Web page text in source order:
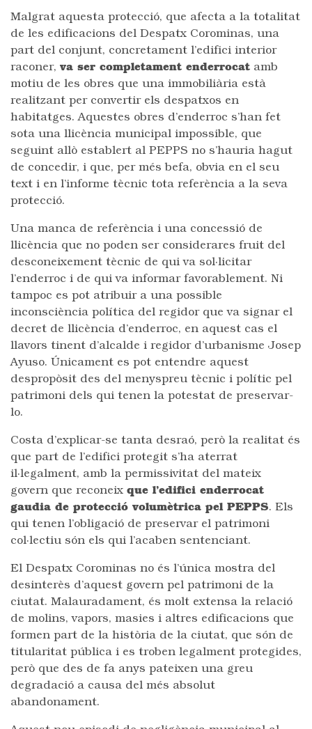
Malgrat aquesta protecció, que afecta a la totalitat
de les edificacions del Despatx Corominas, una
part del conjunt, concretament l’edifici interior
raconer, va ser completament enderrocat amb
motiu de les obres que una immobiliària està
realitzant per convertir els despatxos en
habitatges. Aquestes obres d’enderroc s’han fet
sota una llicència municipal impossible, que
seguint allò establert al PEPPS no s’hauria hagut
de concedir, i que, per més befa, obvia en el seu
text i en l’informe tècnic tota referència a la seva
protecció.
Una manca de referència i una concessió de
llicència que no poden ser considerares fruit del
desconeixement tècnic de qui va sol·licitar
l’enderroc i de qui va informar favorablement. Ni
tampoc es pot atribuir a una possible
inconsciència política del regidor que va signar el
decret de llicència d’enderroc, en aquest cas el
llavors tinent d’alcalde i regidor d’urbanisme Josep
Ayuso. Únicament es pot entendre aquest
despropòsit des del menyspreu tècnic i polític pel
patrimoni dels qui tenen la potestat de preservar-
lo.
Costa d’explicar-se tanta desraó, però la realitat és
que part de l’edifici protegit s’ha aterrat
il·legalment, amb la permissivitat del mateix
govern que reconeix que l’edifici enderrocat
gaudia de protecció volumètrica pel PEPPS. Els
qui tenen l’obligació de preservar el patrimoni
col·lectiu són els qui l’acaben sentenciant.
El Despatx Corominas no és l’única mostra del
desinterès d’aquest govern pel patrimoni de la
ciutat. Malauradament, és molt extensa la relació
de molins, vapors, masies i altres edificacions que
formen part de la història de la ciutat, que són de
titularitat pública i es troben legalment protegides,
però que des de fa anys pateixen una greu
degradació a causa del més absolut
abandonament.